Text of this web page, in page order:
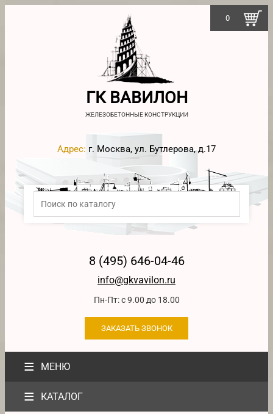
ГК ВАВИЛОН
ЖЕЛЕЗОБЕТОННЫЕ КОНСТРУКЦИИ
Адрес: г. Москва, ул. Бутлерова, д.17
8 (495) 646-04-46
info@gkvavilon.ru
Пн-Пт: с 9.00 до 18.00
ЗАКАЗАТЬ ЗВОНОК
≡ МЕНЮ
0
≡ КАТАЛОГ